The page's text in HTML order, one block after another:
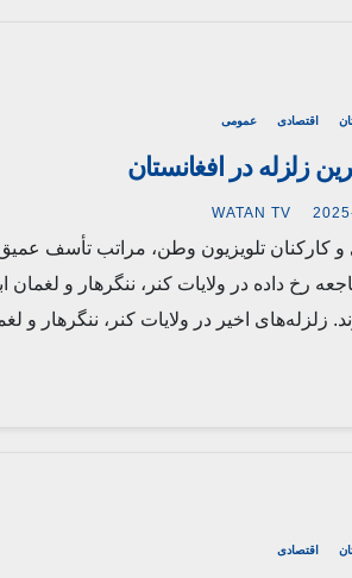
اقتصادی عمومی
زلزله در افغانستان
WATAN TV
و کارکنان تلویزیون وطن، مراتب تأسف
رخ داده در ولایات کنر، ننگرهار و لغمان
زلزله‌های اخیر در ولایات کنر، ننگرهار و
اقتصادی